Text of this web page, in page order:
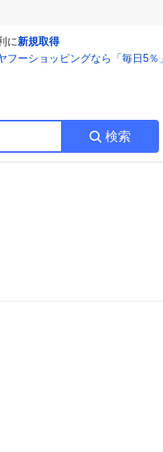
に新規取得
フーショッピングなら「毎日5％
検索